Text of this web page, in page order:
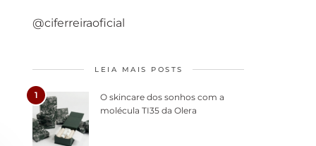
@ciferreiraoficial
LEIA MAIS POSTS
1
O skincare dos sonhos com a
molécula TI35 da Olera